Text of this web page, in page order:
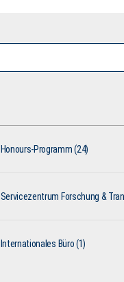
Honours-Programm (24)
Servicezentrum Forschung &
Internationales Büro (1)